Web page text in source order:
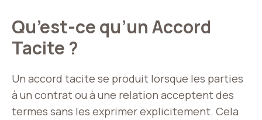
Qu’est-ce qu’un Accord
Tacite ?
Un accord tacite se produit lorsque les parties
à un contrat ou à une relation acceptent des
termes sans les exprimer explicitement. Cela